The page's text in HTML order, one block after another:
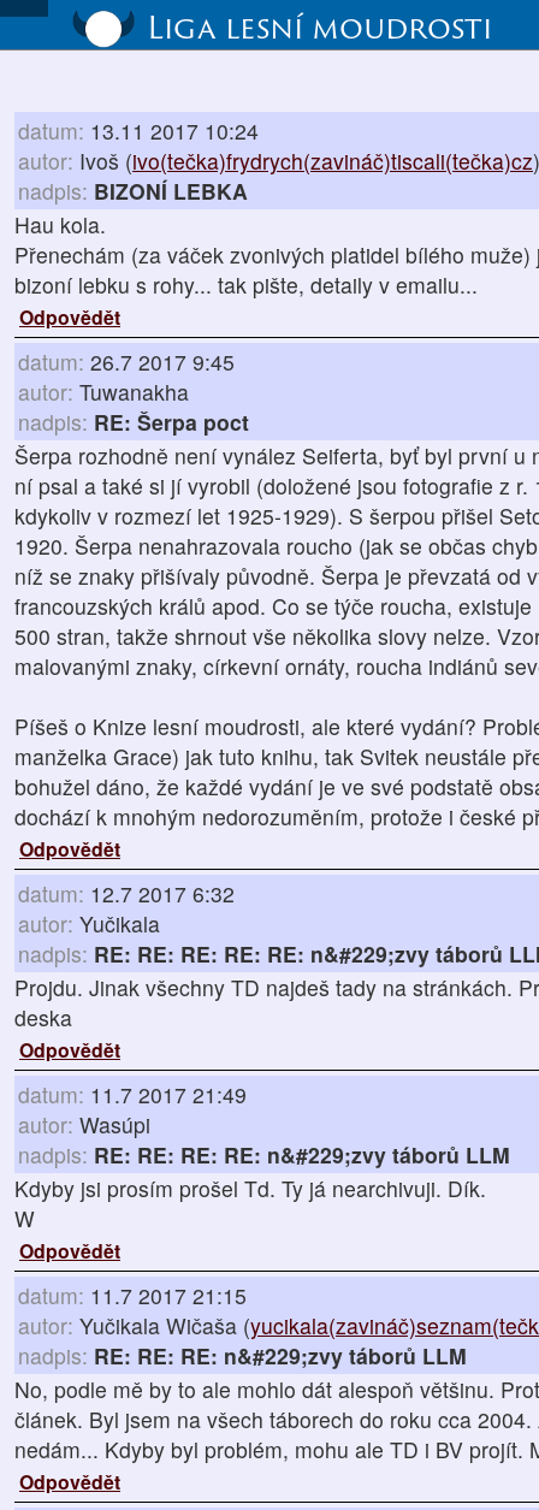
Liga lesní moudrosti
datum: 13.11 2017 10:24
autor: Ivoš (ivo(tečka)frydrych(zavináč)tiscali(tečka)cz)
nadpis: BIZONÍ LEBKA
Hau kola.
Přenechám (za váček zvonivých platidel bílého
bizoní lebku s rohy... tak pište, detaily v emailu...
Odpovědět
datum: 26.7 2017 9:45
autor: Tuwanakha
nadpis: RE: Šerpa poct
Šerpa rozhodně není vynález Seiferta, byť byl první u
ní psal a také si jí vyrobil (doložené jsou fotografie z
kdykoliv v rozmezí let 1925-1929). S šerpou přišel
1920. Šerpa nenahrazovala roucho (jak se občas
níž se znaky přišívaly původně. Šerpa je převzatá od
francouzských králů apod. Co se týče roucha,
500 stran, takže shrnout vše několika slovy nelze.
malovanými znaky, církevní ornáty, roucha indiánů
Píšeš o Knize lesní moudrosti, ale které vydání?
manželka Grace) jak tuto knihu, tak Svitek neustále
bohužel dáno, že každé vydání je ve své podstatě
dochází k mnohým nedorozuměním, protože i české
Odpovědět
datum: 12.7 2017 6:32
autor: Yučikala
nadpis: RE: RE: RE: RE: RE: n&#229;zvy táborů
Projdu. Jinak všechny TD najdeš tady na stránkách.
deska
Odpovědět
datum: 11.7 2017 21:49
autor: Wasúpi
nadpis: RE: RE: RE: RE: n&#229;zvy táborů LLM
Kdyby jsi prosím prošel Td. Ty já nearchivuji. Dík.
W
Odpovědět
datum: 11.7 2017 21:15
autor: Yučikala Wičaša (
nadpis: RE: RE: RE: n&#229;zvy táborů LLM
No, podle mě by to ale mohlo dát alespoň většinu.
článek. Byl jsem na všech táborech do roku cca
nedám... Kdyby byl problém, mohu ale TD i BV projít.
Odpovědět